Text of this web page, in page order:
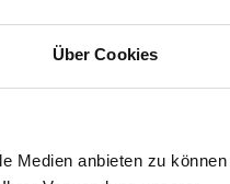
Über Cookies
Medien anbieten zu können